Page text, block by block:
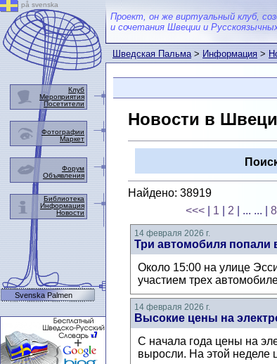
Проект, он же виртуальный клуб,
и сочетания Швеции и
Шведская Пальма>Информация>
Новости в
Найдено: 38919
<<<
1 2 | ... ... 8
14 февраля 2026 г.
Три автомобиля попали
Около 15:00 на улице
участием трех
14 февраля 2026 г.
Высокие цены на
С начала года цены на
выросли. На этой неделе
på svenska
Клуб
Мероприятия
Посетители
Фотографии
Маркет
Форум
Объявления
Библиотека
Информация
Новости
Svenska Palmen